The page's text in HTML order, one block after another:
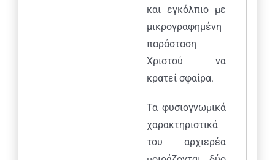
και εγκόλπιο με
μικρογραφημένη
παράσταση
Χριστού να
κρατεί σφαίρα.
Τα φυσιογνωμικά
χαρακτηριστικά
του αρχιερέα